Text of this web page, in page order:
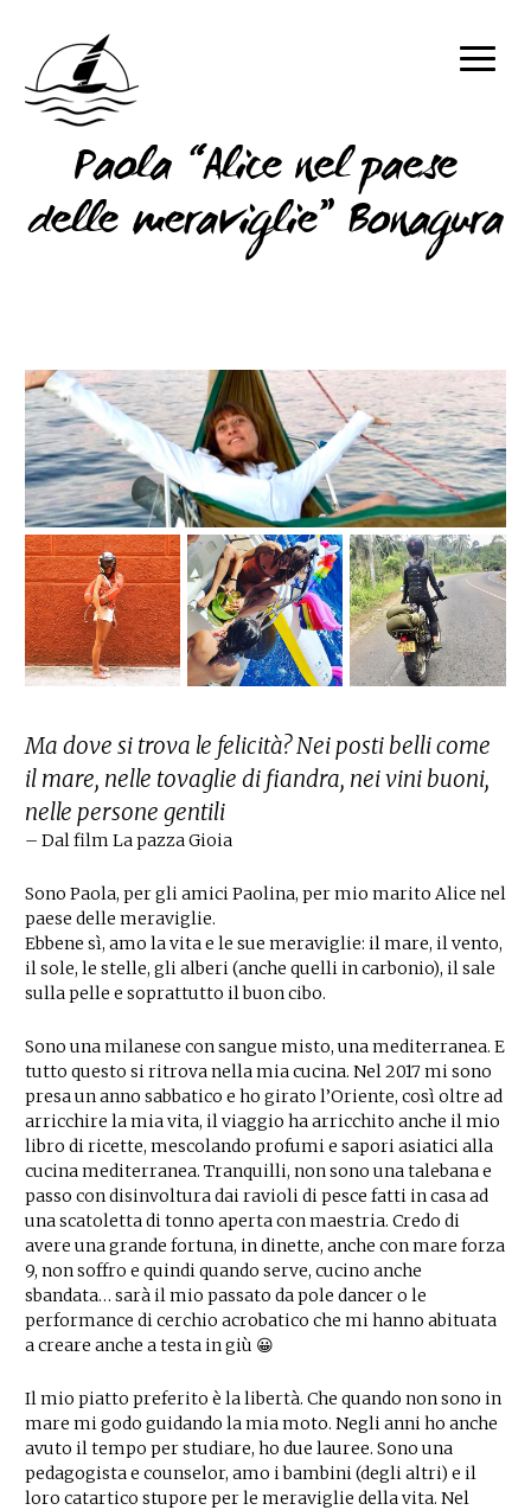
Paola “Alice nel paese
delle meraviglie” Bonagura
Ma dove si trova le felicità? Nei posti belli come
il mare, nelle tovaglie di fiandra, nei vini buoni,
nelle persone gentili
– Dal film La pazza Gioia
Sono Paola, per gli amici Paolina, per mio marito Alice nel
paese delle meraviglie.
Ebbene sì, amo la vita e le sue meraviglie: il mare, il vento,
il sole, le stelle, gli alberi (anche quelli in carbonio), il sale
sulla pelle e soprattutto il buon cibo.
Sono una milanese con sangue misto, una mediterranea. E
tutto questo si ritrova nella mia cucina. Nel 2017 mi sono
presa un anno sabbatico e ho girato l’Oriente, così oltre ad
arricchire la mia vita, il viaggio ha arricchito anche il mio
libro di ricette, mescolando profumi e sapori asiatici alla
cucina mediterranea. Tranquilli, non sono una talebana e
passo con disinvoltura dai ravioli di pesce fatti in casa ad
una scatoletta di tonno aperta con maestria. Credo di
avere una grande fortuna, in dinette, anche con mare forza
9, non soffro e quindi quando serve, cucino anche
sbandata… sarà il mio passato da pole dancer o le
performance di cerchio acrobatico che mi hanno abituata
a creare anche a testa in giù 😀
Il mio piatto preferito è la libertà. Che quando non sono in
mare mi godo guidando la mia moto. Negli anni ho anche
avuto il tempo per studiare, ho due lauree. Sono una
pedagogista e counselor, amo i bambini (degli altri) e il
loro catartico stupore per le meraviglie della vita. Nel